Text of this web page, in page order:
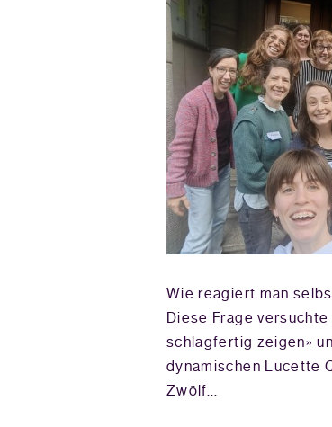
Wie reagiert man
Diese Frage
schlagfertig zeigen»
dynamischen Lucette
Zwölf...